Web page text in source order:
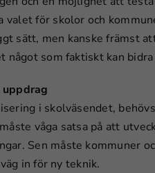
valet för skolor och
sätt, men kanske främst
något som faktiskt kan
i skolväsendet,
våga satsa på att
Sen måste kommuner
in för ny teknik.